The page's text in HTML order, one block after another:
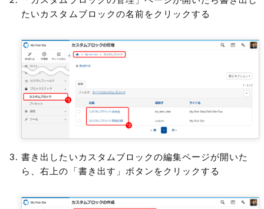
たいカスタムブロックの名前をクリックする
書き出したいカスタムブロックの編集ページが開いた
ら、右上の「書き出す」ボタンをクリックする